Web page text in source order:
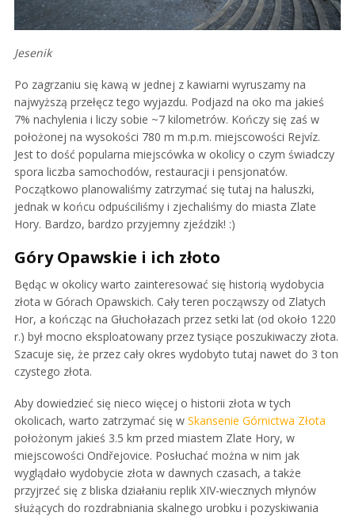
Jesenik
Po zagrzaniu się kawą w jednej z kawiarni wyruszamy na
najwyższą przełęcz tego wyjazdu. Podjazd na oko ma jakieś
7% nachylenia i liczy sobie ~7 kilometrów. Kończy się zaś w
położonej na wysokości 780 m m.p.m. miejscowości Rejvíz.
Jest to dość popularna miejscówka w okolicy o czym świadczy
spora liczba samochodów, restauracji i pensjonatów.
Początkowo planowaliśmy zatrzymać się tutaj na haluszki,
jednak w końcu odpuściliśmy i zjechaliśmy do miasta Zlate
Hory. Bardzo, bardzo przyjemny zjeździk! :)
Góry Opawskie i ich złoto
Będąc w okolicy warto zainteresować się historią wydobycia
złota w Górach Opawskich. Cały teren począwszy od Zlatych
Hor, a kończąc na Głuchołazach przez setki lat (od około 1220
r.) był mocno eksploatowany przez tysiące poszukiwaczy złota.
Szacuje się, że przez cały okres wydobyto tutaj nawet do 3 ton
czystego złota.
Aby dowiedzieć się nieco więcej o historii złota w tych
okolicach, warto zatrzymać się w Skansenie Górnictwa Złota
położonym jakieś 3.5 km przed miastem Zlate Hory, w
miejscowości Ondřejovice. Posłuchać można w nim jak
wyglądało wydobycie złota w dawnych czasach, a także
przyjrzeć się z bliska działaniu replik XIV-wiecznych młynów
służących do rozdrabniania skalnego urobku i pozyskiwania